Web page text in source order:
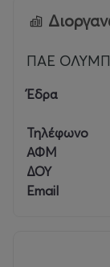
ΠΑΕ
Έδρα
Τηλέφωνο
ΑΦΜ
ΔΟΥ
Email